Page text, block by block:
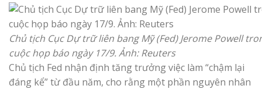
Chủ tịch Cục Dự trữ liên bang Mỹ (Fed) Jerome Powell
cuộc họp báo ngày 17/9. Ảnh: Reuters
Chủ tịch Fed nhận định tăng trưởng việc làm “chậm lại
đáng kể” từ đầu năm, cho rằng một phần nguyên nhân